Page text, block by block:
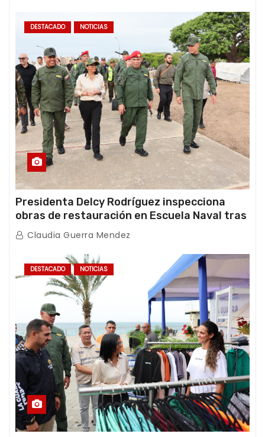
DESTACADO NOTICIAS
Presidenta Delcy Rodríguez inspecciona
obras de restauración en Escuela Naval tras
afectaciones sísmicas en La Guaira
Claudia Guerra Mendez
DESTACADO NOTICIAS